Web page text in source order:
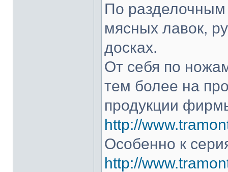
По разделочным
мясных лавок,
досках.
От себя по
тем более на
продукции
http://
Особенно к
http://